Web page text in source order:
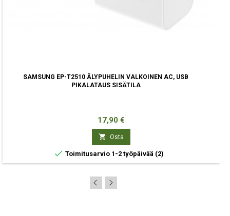
SAMSUNG EP-T2510 ÄLYPUHELIN VALKOINEN AC, USB
PIKALATAUS SISÄTILA
Hinta
17,90 €
 Osta
 Toimitusarvio 1-2 työpäivää (2)